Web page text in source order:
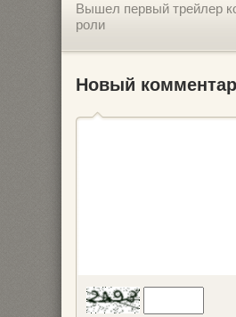
Вышел первый трейлер
роли
Новый